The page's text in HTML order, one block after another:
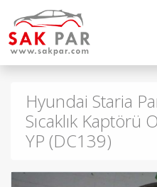
Hyundai Staria
Sıcaklık
YP (DC139)